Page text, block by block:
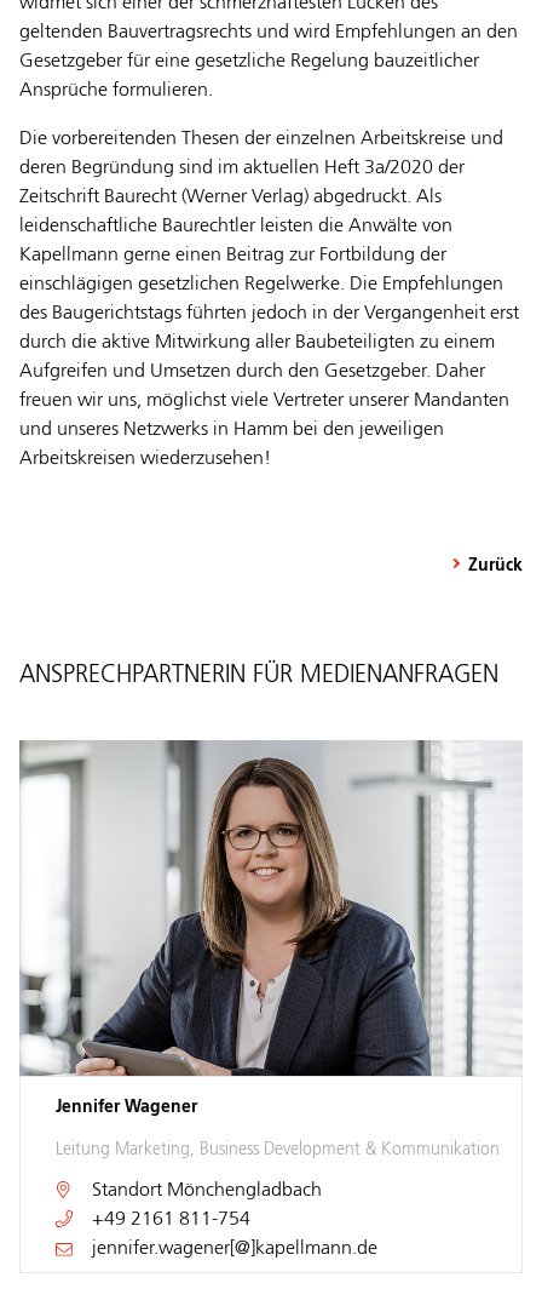
widmet sich einer der schmerzhaftesten Lücken des
geltenden Bauvertragsrechts und wird Empfehlungen an den
Gesetzgeber für eine gesetzliche Regelung bauzeitlicher
Ansprüche formulieren.
Die vorbereitenden Thesen der einzelnen Arbeitskreise und
deren Begründung sind im aktuellen Heft 3a/2020 der
Zeitschrift Baurecht (Werner Verlag) abgedruckt. Als
leidenschaftliche Baurechtler leisten die Anwälte von
Kapellmann gerne einen Beitrag zur Fortbildung der
einschlägigen gesetzlichen Regelwerke. Die Empfehlungen
des Baugerichtstags führten jedoch in der Vergangenheit erst
durch die aktive Mitwirkung aller Baubeteiligten zu einem
Aufgreifen und Umsetzen durch den Gesetzgeber. Daher
freuen wir uns, möglichst viele Vertreter unserer Mandanten
und unseres Netzwerks in Hamm bei den jeweiligen
Arbeitskreisen wiederzusehen!
Zurück
ANSPRECHPARTNERIN FÜR MEDIENANFRAGEN
Jennifer Wagener
Leitung Marketing, Business Development & Kommunikation
Standort Mönchengladbach
+49 2161 811-754
jennifer.wagener[@]kapellmann.de